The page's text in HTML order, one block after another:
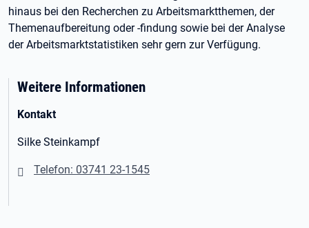
hinaus bei den Recherchen zu Arbeitsmarktthemen, der
Themenaufbereitung oder -findung sowie bei der Analyse
der Arbeitsmarktstatistiken sehr gern zur Verfügung.
Weitere Informationen
Kontakt
Silke Steinkampf
Telefon: 03741 23-1545